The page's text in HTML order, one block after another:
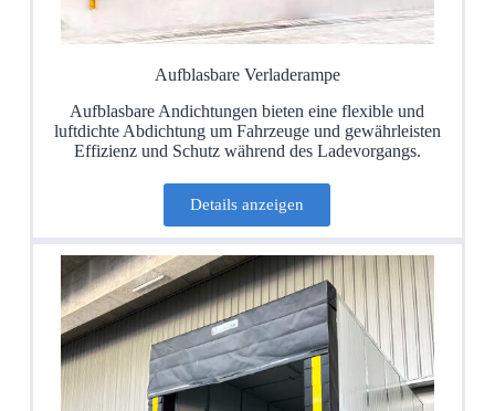
Aufblasbare Verladerampe
Aufblasbare Andichtungen bieten eine flexible und
luftdichte Abdichtung um Fahrzeuge und gewährleisten
Effizienz und Schutz während des Ladevorgangs.
Details anzeigen